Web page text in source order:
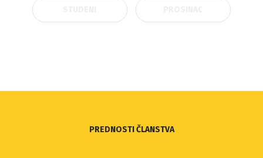
PREDNOSTI ČLANSTVA